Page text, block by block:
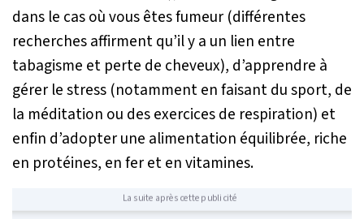
dans le cas où vous êtes fumeur (différentes
recherches affirment qu’il y a un lien entre
tabagisme et perte de cheveux), d’apprendre à
gérer le stress (notamment en faisant du sport, de
la méditation ou des exercices de respiration) et
enfin d’adopter une alimentation équilibrée, riche
en protéines, en fer et en vitamines.
La suite après cette publicité